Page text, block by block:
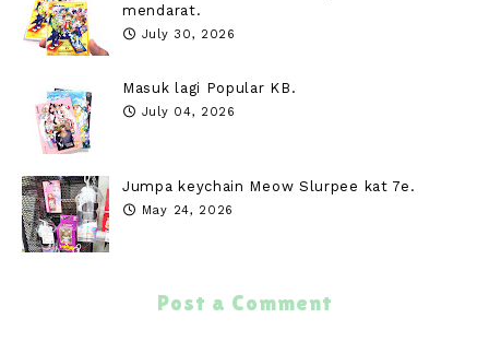
mendarat.
July 30, 2026
Masuk lagi Popular KB.
July 04, 2026
Jumpa keychain Meow Slurpee kat 7e.
May 24, 2026
Post a Comment